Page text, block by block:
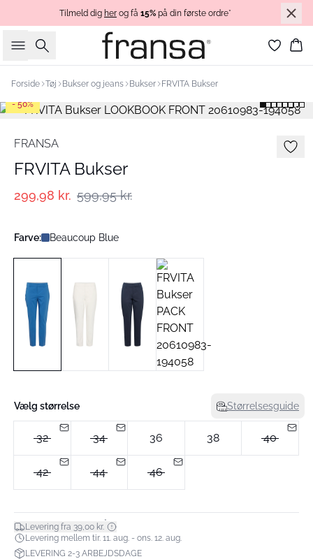
Tilmeld dig her og få 15% på din første ordre*
Søg
Forside Tøj Bukser og jeans Bukser FRVITA Bukser
- 50%
FRANSA
FRVITA Bukser
299,98 kr. 599,95 kr.
Farve: Beaucoup Blue
Vælg størrelse Størrelsesguide
32 34 36 38 40
42 44 46
Levering fra 39,00 kr.*
Levering mellem tir. 11. aug. - ons. 12. aug.
LEVERING 2-3 ARBEJDSDAGE